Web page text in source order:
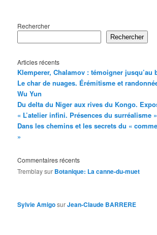
Rechercher
Rechercher
Articles récents
Klemperer, Chalamov : témoigner jusqu’au
Le char de nuages. Érémitisme et
Wu Yun
Du delta du Niger aux rives du Kongo.
« L’atelier infini. Présences du surréalisme »
Dans les chemins et les secrets du «
»
Commentaires récents
Tremblaysur Botanique: La canne-du-muet
Sylvie AmigosurJean-Claude BARRERE